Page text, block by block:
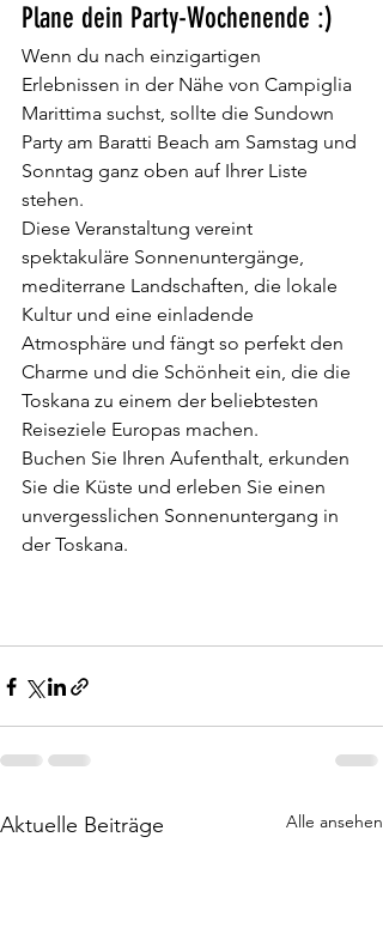
Plane dein Party-Wochenende :)
Wenn du nach einzigartigen
Erlebnissen in der Nähe von Campiglia
Marittima suchst, sollte die Sundown
Party am Baratti Beach am Samstag und
Sonntag ganz oben auf Ihrer Liste
stehen.
Diese Veranstaltung vereint
spektakuläre Sonnenuntergänge,
mediterrane Landschaften, die lokale
Kultur und eine einladende
Atmosphäre und fängt so perfekt den
Charme und die Schönheit ein, die die
Toskana zu einem der beliebtesten
Reiseziele Europas machen.
Buchen Sie Ihren Aufenthalt, erkunden
Sie die Küste und erleben Sie einen
unvergesslichen Sonnenuntergang in
der Toskana.
Aktuelle Beiträge Alle ansehen